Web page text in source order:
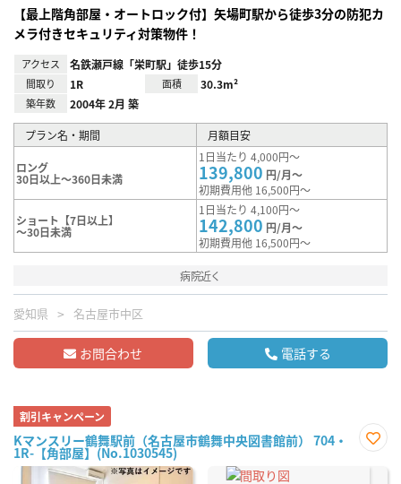
【最上階角部屋・オートロック付】矢場町駅から徒歩3分の防犯カ
メラ付きセキュリティ対策物件！
アクセス 名鉄瀬戸線「栄町駅」徒歩15分
間取り 1R 面積 30.3m²
築年数 2004年 2月 築
プラン名・期間 月額目安
ロング
30日以上～360日未満
1日当たり 4,000円～
139,800 円/月～
初期費用他 16,500円～
ショート【7日以上】
～30日未満
1日当たり 4,100円～
142,800 円/月～
初期費用他 16,500円～
病院近く
愛知県 名古屋市中区
お問合わせ 電話する
割引キャンペーン
Kマンスリー鶴舞駅前（名古屋市鶴舞中央図書館前） 704・
1R-【角部屋】(No.1030545)
に入